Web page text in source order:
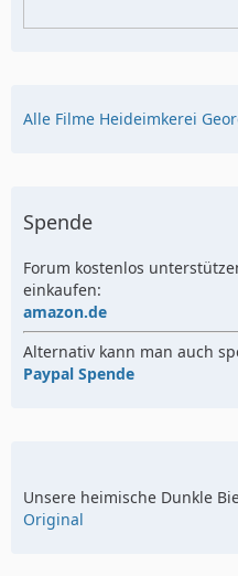
Alle Filme Heideimkerei
Spende
Forum kostenlos
einkaufen:
amazon.de
Alternativ kann man auch
Paypal Spende
Unsere heimische Dunkle
Original